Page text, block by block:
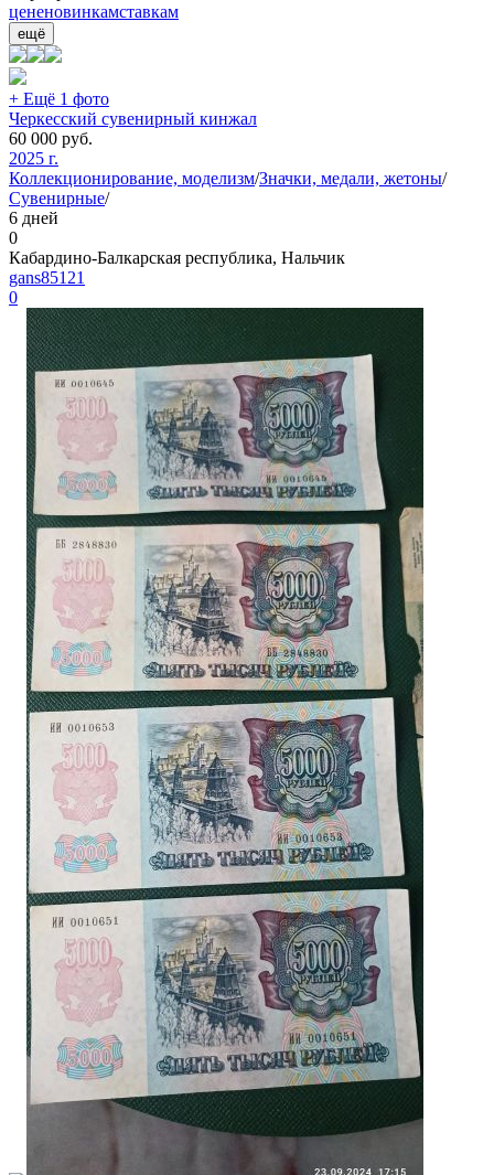
цененовинкамставкам
ещё
+ Ещё 1 фото
Черкесский сувенирный кинжал
60 000 руб.
2025 г.
Коллекционирование, моделизм/Значки, медали, жетоны/
Сувенирные/
6 дней
0
Кабардино-Балкарская республика, Нальчик
gans85121
0